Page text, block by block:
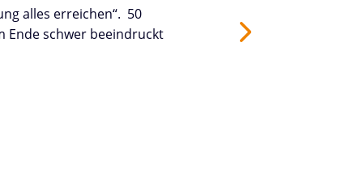
alles erreichen“. 50
Ende schwer beeindruckt